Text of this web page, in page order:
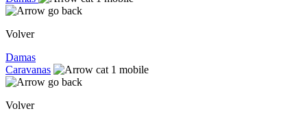
Volver
Damas
Caravanas
Volver